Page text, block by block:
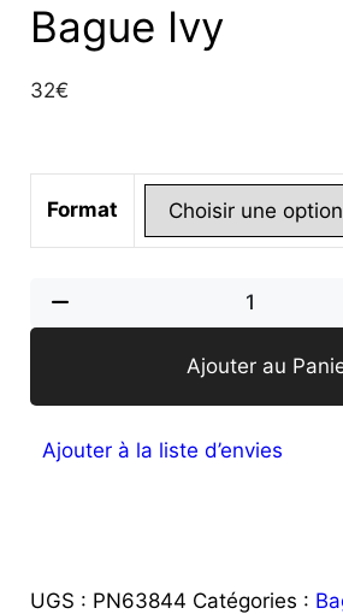
Bague Ivy
32€
Format
Ajouter au
Ajouter à la liste d’envies
UGS : PN63844 Catégories :